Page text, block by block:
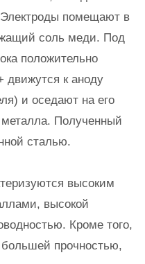
помещают в
соль меди. Под
положительно
к аноду
и оседают на его
металла. Полученный
сталью.
высоким
высокой
Кроме того,
прочностью,